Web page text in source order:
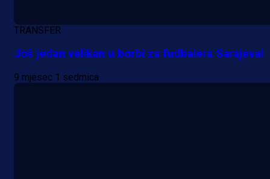
TRANSFER
Još jedan velikan u borbi za fudbalera Sarajeva!
9 mjesec 1 sedmica